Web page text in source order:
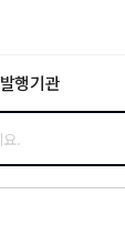
발행기관